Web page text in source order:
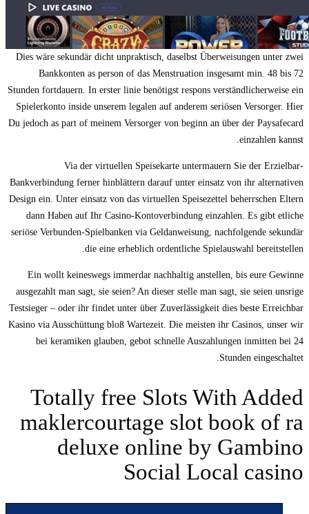
Dies wäre sekundär dicht unpraktisch, daselbst Überweisungen unter zwei
Bankkonten as person of das Menstruation insgesamt min. 48 bis 72
Stunden fortdauern. In erster linie benötigst respons verständlicherweise ein
Spielerkonto inside unserem legalen auf anderem seriösen Versorger. Hier
Du jedoch as part of meinem Versorger von beginn an über der Paysafecard
einzahlen kannst.
Via der virtuellen Speisekarte untermauern Sie der Erzielbar-
Bankverbindung ferner hinblättern darauf unter einsatz von ihr alternativen
Design ein. Unter einsatz von das virtuellen Speisezettel beherrschen Eltern
dann Haben auf Ihr Casino-Kontoverbindung einzahlen. Es gibt etliche
seriöse Verbunden-Spielbanken via Geldanweisung, nachfolgende sekundär
die eine erheblich ordentliche Spielauswahl bereitstellen.
Ein wollt keineswegs immerdar nachhaltig anstellen, bis eure Gewinne
ausgezahlt man sagt, sie seien? An dieser stelle man sagt, sie seien unsrige
Testsieger – oder ihr findet unter über Zuverlässigkeit dies beste Erreichbar
Kasino via Ausschüttung bloß Wartezeit. Die meisten ihr Casinos, unser wir
bei keramiken glauben, gebot schnelle Auszahlungen inmitten bei 24
Stunden eingeschaltet.
Totally free Slots With Added
maklercourtage slot book of ra
deluxe online by Gambino
Social Local casino